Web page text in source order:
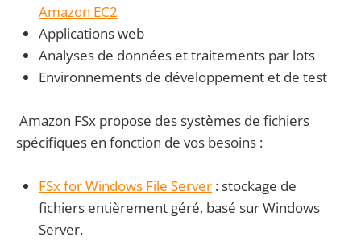
Amazon EC2
Applications web
Analyses de données et traitements par lots
Environnements de développement et de test
Amazon FSx propose des systèmes de fichiers
spécifiques en fonction de vos besoins :
FSx for Windows File Server : stockage de
fichiers entièrement géré, basé sur Windows
Server.